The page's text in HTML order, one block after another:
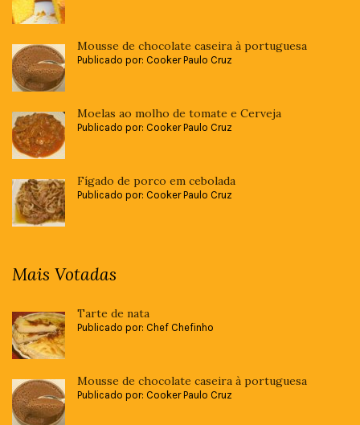
Mousse de chocolate caseira à portuguesa
Publicado por: Cooker Paulo Cruz
Moelas ao molho de tomate e Cerveja
Publicado por: Cooker Paulo Cruz
Fígado de porco em cebolada
Publicado por: Cooker Paulo Cruz
Mais Votadas
Tarte de nata
Publicado por: Chef Chefinho
Mousse de chocolate caseira à portuguesa
Publicado por: Cooker Paulo Cruz